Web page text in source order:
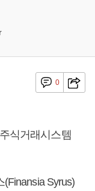
0
식거래시스템
Syrus)